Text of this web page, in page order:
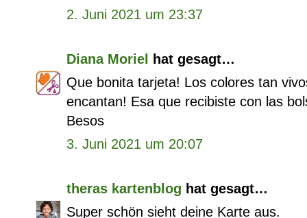
2. Juni 2021 um 23:37
Diana Moriel
hat gesagt…
Que bonita tarjeta! Los colores tan
encantan! Esa que recibiste con las
Besos
3. Juni 2021 um 20:07
theras kartenblog hat gesagt…
Super schön sieht deine Karte aus.